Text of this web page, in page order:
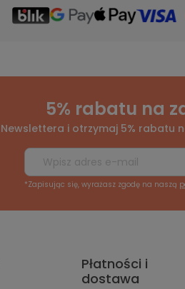
5% rabatu na
i otrzymaj 5% rabatu
*Zapisując się, wyrażasz zgodę na naszą
Płatności i
dostawa